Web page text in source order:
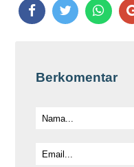
Berkomentar